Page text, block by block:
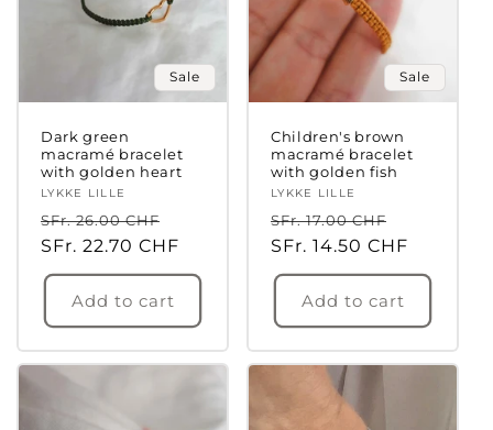
Sale
Dark green
macramé bracelet
with golden heart
Vendor:
LYKKE LILLE
Regular
price
SFr. 26.00 CHF
price
SFr. 22.70 CHF
Add to cart
Sale
Children's brown
macramé bracelet
with golden fish
Vendor:
LYKKE LILLE
Regular
price
SFr. 17.00 CHF
price
SFr. 14.50 CHF
Add to cart